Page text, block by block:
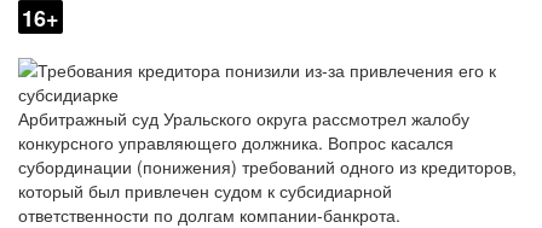
16+
Арбитражный суд Уральского округа рассмотрел жалобу
конкурсного управляющего должника. Вопрос касался
субординации (понижения) требований одного из кредиторов,
который был привлечен судом к субсидиарной
ответственности по долгам компании-банкрота.